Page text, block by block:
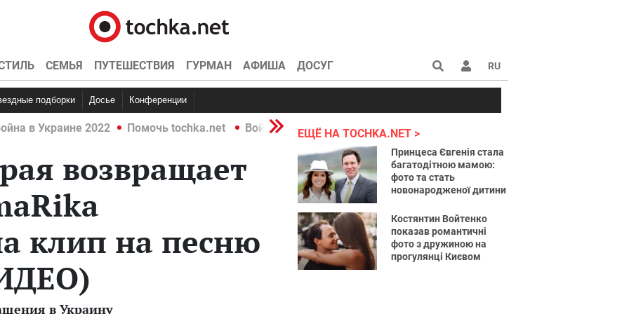
СЕМЬЯ ПУТЕШЕСТВИЯ ГУРМАН АФИША ДОСУГ RU
подборки Досье Конференции
в Украине 2022 Помочь tochka.net Война в Украине 2022
возвращает
клип на песню
в Украину
ЕЩЁ НА TOCHKA.NET
Принцеса Євгенія стала
багатодітною мамою:
фото та стать
новонародженої дитини
Костянтин Войтенко
показав романтичні
фото з дружиною на
прогулянці Києвом